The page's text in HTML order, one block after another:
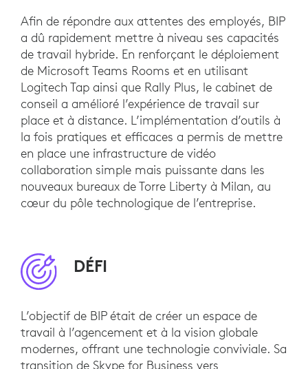
Afin de répondre aux attentes des employés, BIP
a dû rapidement mettre à niveau ses capacités
de travail hybride. En renforçant le déploiement
de Microsoft Teams Rooms et en utilisant
Logitech Tap ainsi que Rally Plus, le cabinet de
conseil a amélioré l’expérience de travail sur
place et à distance. L’implémentation d’outils à
la fois pratiques et efficaces a permis de mettre
en place une infrastructure de vidéo
collaboration simple mais puissante dans les
nouveaux bureaux de Torre Liberty à Milan, au
cœur du pôle technologique de l’entreprise.
DÉFI
L’objectif de BIP était de créer un espace de
travail à l’agencement et à la vision globale
modernes, offrant une technologie conviviale. Sa
transition de Skype for Business vers